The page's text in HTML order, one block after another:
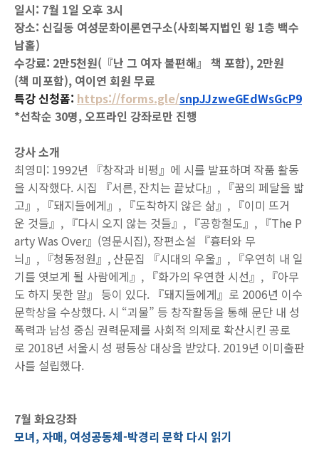
일시: 7월 1일 오후 3시
장소: 신길동 여성문화이론연구소(사회복지법인 윙 1층 백수
남홀)
수강료: 2만5천원(『난 그 여자 불편해』 책 포함), 2만원
(책 미포함), 여이연 회원 무료
특강 신청폼: https://forms.gle/snpJJzweGEdWsGcP9
*선착순 30명, 오프라인 강좌로만 진행
강사 소개
최영미: 1992년 『창작과 비평』에 시를 발표하며 작품 활동
을 시작했다. 시집 『서른, 잔치는 끝났다』, 『꿈의 페달을 밟
고』, 『돼지들에게』, 『도착하지 않은 삶』, 『이미 뜨거
운 것들』, 『다시 오지 않는 것들』, 『공항철도』, 『The P
arty Was Over』(영문시집), 장편소설 『흉터와 무
늬』, 『청동정원』, 산문집 『시대의 우울』, 『우연히 내 일
기를 엿보게 될 사람에게』, 『화가의 우연한 시선』, 『아무
도 하지 못한 말』 등이 있다. 『돼지들에게』로 2006년 이수
문학상을 수상했다. 시 “괴물” 등 창작활동을 통해 문단 내 성
폭력과 남성 중심 권력문제를 사회적 의제로 확산시킨 공로
로 2018년 서울시 성 평등상 대상을 받았다. 2019년 이미출판
사를 설립했다.
7월 화요강좌
모녀, 자매, 여성공동체-박경리 문학 다시 읽기